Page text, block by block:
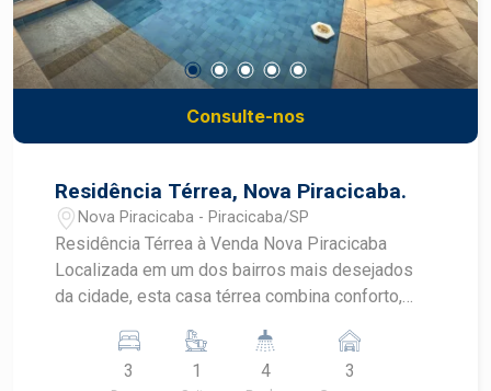
Consulte-nos
Residência Térrea, Nova Piracicaba.
Nova Piracicaba - Piracicaba/SP
Residência Térrea à Venda Nova Piracicaba
Localizada em um dos bairros mais desejados
da cidade, esta casa térrea combina conforto,
amplos e bem distribuídos: sala para três
ambientes, lavabo, três dormitórios (sendo uma
3 1 4 3